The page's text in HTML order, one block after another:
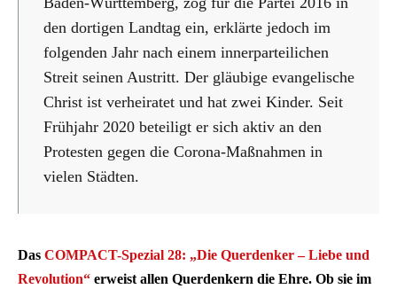
den dortigen Landtag ein, erklärte jedoch im
folgenden Jahr nach einem innerparteilichen
Streit seinen Austritt. Der gläubige evangelische
Christ ist verheiratet und hat zwei Kinder. Seit
Frühjahr 2020 beteiligt er sich aktiv an den
Protesten gegen die Corona-Maßnahmen in
vielen Städten.
Das COMPACT-Spezial 28: „Die Querdenker – Liebe und
Revolution“ erweist allen Querdenkern die Ehre. Ob sie im